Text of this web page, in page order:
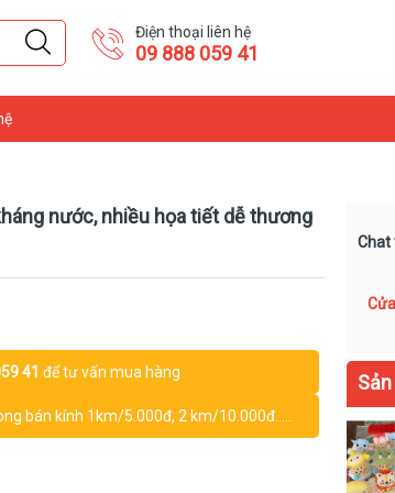
Điện thoại liên hệ
09 888 059 41
nước, nhiều họa tiết dễ thương
41 để tư vấn mua hàng
bán kính 1km/5.000đ, 2 km/10.000đ.....
Chat